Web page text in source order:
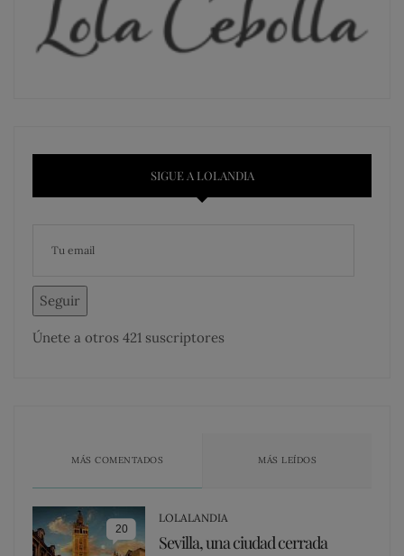
SIGUE A LOLANDIA
Seguir
Únete a otros 421 suscriptores
MÁS COMENTADOS MÁS LEÍDOS
20
LOLALANDIA
Sevilla, una ciudad cerrada